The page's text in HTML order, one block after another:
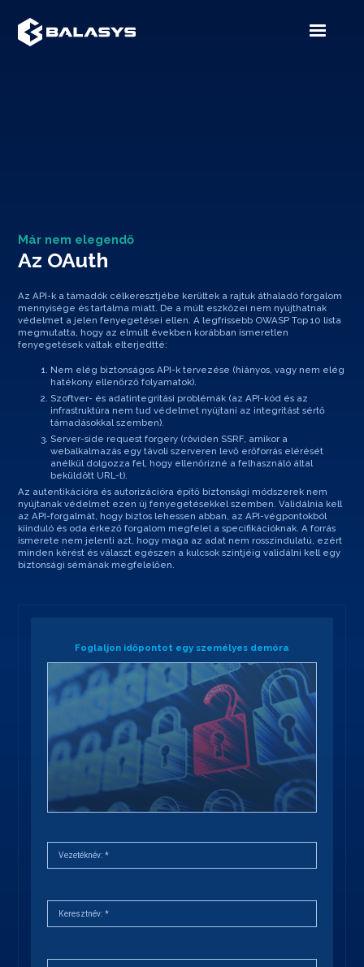
Már nem elegendő
Az OAuth
Az API-k a támadók célkeresztjébe kerültek a rajtuk áthaladó forgalom
mennyisége és tartalma miatt. De a múlt eszközei nem nyújthatnak
védelmet a jelen fenyegetései ellen. A legfrissebb OWASP Top 10 lista
megmutatta, hogy az elmúlt években korábban ismeretlen
fenyegetések váltak elterjedtté:
Nem elég biztonságos API-k tervezése (hiányos, vagy nem elég
hatékony ellenőrző folyamatok).
Szoftver- és adatintegritási problémák (az API-kód és az
infrastruktúra nem tud védelmet nyújtani az integritást sértő
támadásokkal szemben).
Server-side request forgery (röviden SSRF, amikor a
webalkalmazás egy távoli szerveren levő erőforrás elérését
anélkül dolgozza fel, hogy ellenőrizné a felhasználó által
beküldött URL-t).
Az autentikációra és autorizációra építő biztonsági módszerek nem
nyújtanak védelmet ezen új fenyegetésekkel szemben. Validálnia kell
az API-forgalmát, hogy biztos lehessen abban, az API-végpontokból
kiinduló és oda érkező forgalom megfelel a specifikációknak. A forrás
ismerete nem jelenti azt, hogy maga az adat nem rosszindulatú, ezért
minden kérést és választ egészen a kulcsok szintjéig validálni kell egy
biztonsági sémának megfelelően.
Foglaljon időpontot egy személyes demóra
Vezetéknév: *
Keresztnév: *